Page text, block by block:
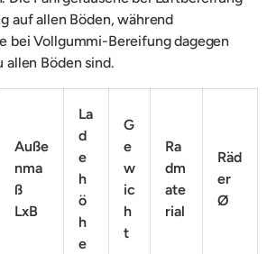
auf allen Böden, während
bei Vollgummi-Bereifung dagegen
allen Böden sind.
Auße
nma
ß
LxB
La
d
e
h
ö
h
e
G
e
w
ic
h
t
Ra
dm
ate
rial
Räd
er
Ø